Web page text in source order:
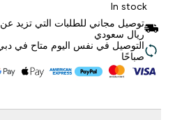
In stock
ريال سعودي
صباحًا